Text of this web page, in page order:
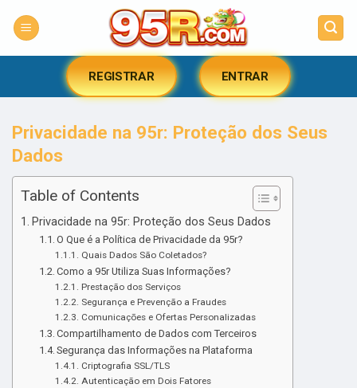
REGISTRAR ENTRAR
Privacidade na 95r: Proteção dos Seus
Dados
Table of Contents
Privacidade na 95r: Proteção dos Seus Dados
O Que é a Política de Privacidade da 95r?
Quais Dados São Coletados?
Como a 95r Utiliza Suas Informações?
Prestação dos Serviços
Segurança e Prevenção a Fraudes
Comunicações e Ofertas Personalizadas
Compartilhamento de Dados com Terceiros
Segurança das Informações na Plataforma
Criptografia SSL/TLS
Autenticação em Dois Fatores